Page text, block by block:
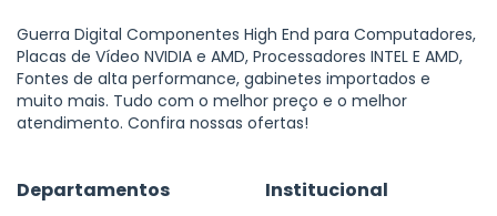
Guerra Digital Componentes High End para Computadores,
Placas de Vídeo NVIDIA e AMD, Processadores INTEL E AMD,
Fontes de alta performance, gabinetes importados e
muito mais. Tudo com o melhor preço e o melhor
atendimento. Confira nossas ofertas!
Departamentos Institucional